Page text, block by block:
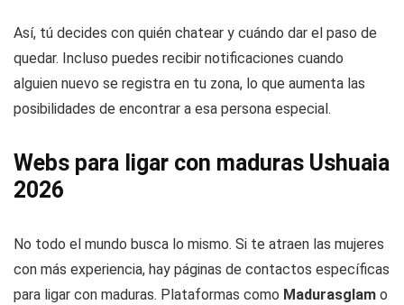
Así, tú decides con quién chatear y cuándo dar el paso de
quedar. Incluso puedes recibir notificaciones cuando
alguien nuevo se registra en tu zona, lo que aumenta las
posibilidades de encontrar a esa persona especial.
Webs para ligar con maduras Ushuaia
2026
No todo el mundo busca lo mismo. Si te atraen las mujeres
con más experiencia, hay páginas de contactos específicas
para ligar con maduras. Plataformas como Madurasglam o